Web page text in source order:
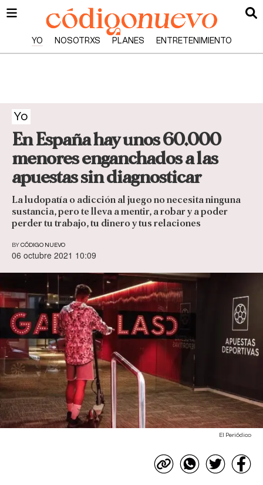
YO NOSOTRXS PLANES ENTRETENIMIENTO
Yo
En España hay unos 60.000
menores enganchados a las
apuestas sin diagnosticar
La ludopatía o adicción al juego no necesita ninguna
sustancia, pero te lleva a mentir, a robar y a poder
perder tu trabajo, tu dinero y tus relaciones
BY CÓDIGO NUEVO
06 octubre 2021 10:09
El Periódico